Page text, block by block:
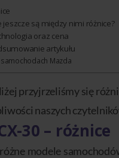
jeszcze są między nimi różnice?
oraz cena
artykułu
Mazda
przyjrzeliśmy się
naszych
30 – różnice
modele